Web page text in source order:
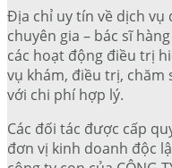
Địa chỉ uy tín về dịch vụ
chuyên gia – bác sĩ
các hoạt động điều trị
vụ khám, điều trị, chăm
với chi phí hợp lý.
Các đối tác được cấp
đơn vị kinh doanh độc